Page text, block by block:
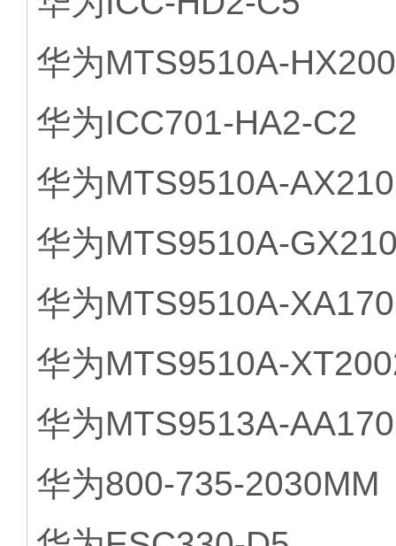
华为MTS9510A-
华为ICC701-HA2-C2
华为MTS9510A-
华为MTS9510A-
华为MTS9510A-
华为MTS9510A-
华为MTS9513A-
华为800-735-2030MM